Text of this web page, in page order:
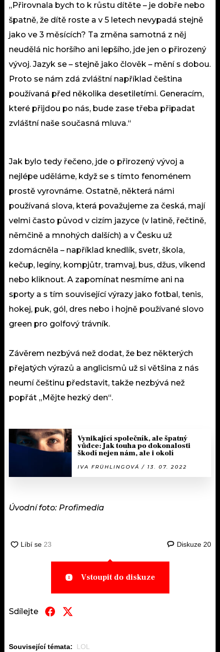
„Přirovnala bych to k růstu dítěte – je dobře nebo
špatně, že dítě roste a v 5 letech nevypadá stejně
jako ve 3 měsících? Ta změna samotná z něj
neudělá nic horšího ani lepšího, jde jen o přirozený
vývoj. Jazyk se – stejně jako člověk – mění s dobou.
Proto se nám zdá zvláštní například čeština
používaná před několika desetiletími. Generacím,
které přijdou po nás, bude zase třeba připadat
zvláštní naše současná mluva.“
Jak bylo tedy řečeno, jde o přirozený vývoj a
nejlépe uděláme, když se s tímto fenoménem
prostě vyrovnáme. Ostatně, některá námi
používaná slova, která považujeme za česká, mají
velmi často původ v cizím jazyce (v latině, řečtině,
němčině a mnohých dalších) a v Česku už
zdomácněla – například knedlík, svetr, škola,
kečup, legíny, kompjůtr, tramvaj, bus, džus, víkend
nebo kliknout. A zapomínat nesmíme ani na
sporty a s tím související výrazy jako fotbal, tenis,
hokej, puk, gól, dres nebo i hojně používané slovo
green pro golfový trávník.
Závěrem nezbývá než dodat, že bez některých
přejatých výrazů a anglicismů už si většina z nás
neumí češtinu představit, takže nezbývá než
popřát „Mějte hezký den“.
Vynikající společník, ale špatný
vůdce: Jak touha po dokonalosti
škodí nejen nám, ale i okolí
IVA FRÜHLINGOVÁ / 13. 07. 2022
Úvodní foto: Profimedia
Diskuze 20
Vstoupit do diskuze
Sdílejte
Související témata: LOL